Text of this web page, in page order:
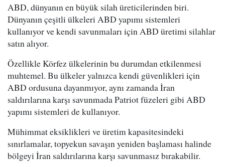
ABD, dünyanın en büyük silah üreticilerinden biri.
Dünyanın çeşitli ülkeleri ABD yapımı sistemleri
kullanıyor ve kendi savunmaları için ABD üretimi silahlar
satın alıyor.
Özellikle Körfez ülkelerinin bu durumdan etkilenmesi
muhtemel. Bu ülkeler yalnızca kendi güvenlikleri için
ABD ordusuna dayanmıyor, aynı zamanda İran
saldırılarına karşı savunmada Patriot füzeleri gibi ABD
yapımı sistemleri de kullanıyor.
Mühimmat eksiklikleri ve üretim kapasitesindeki
sınırlamalar, topyekun savaşın yeniden başlaması halinde
bölgeyi İran saldırılarına karşı savunmasız bırakabilir.